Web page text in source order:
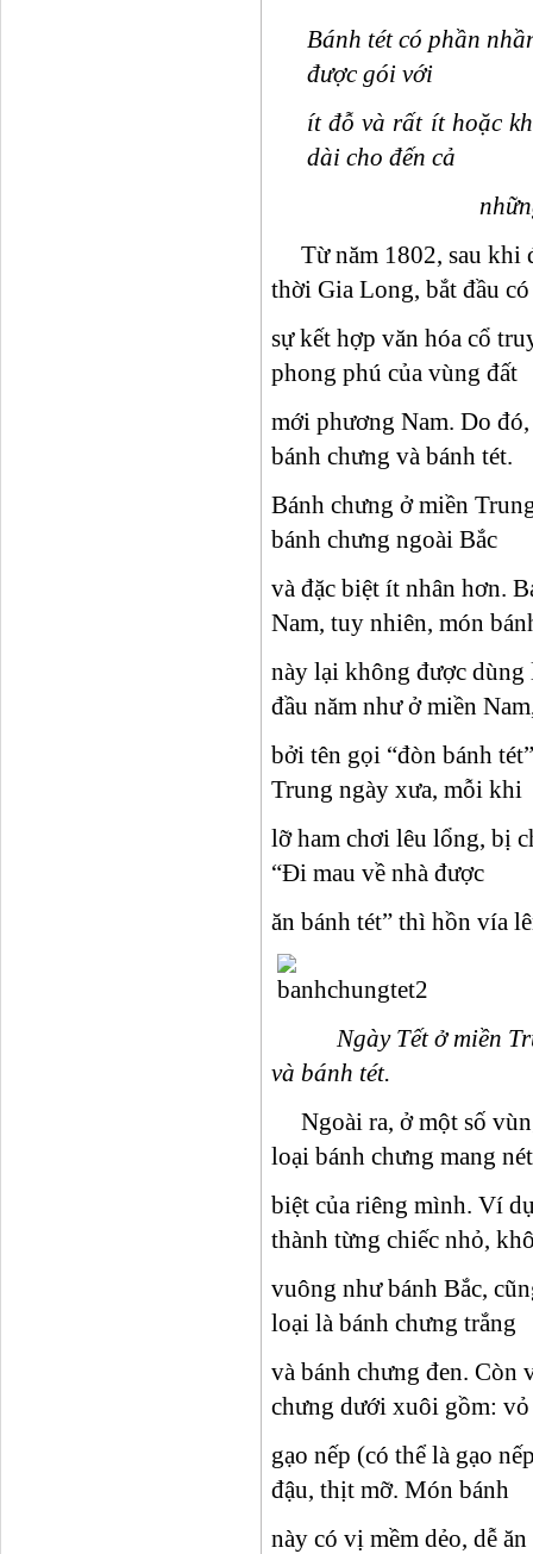
Bánh tét có phần
được gói với
ít đỗ và rất ít hoặc
dài cho đến cả
những
Từ năm 1802, sau khi
thời Gia Long, bắt đầu có
sự kết hợp văn hóa cổ
phong phú của vùng đất
mới phương Nam. Do
bánh chưng và bánh tét.
Bánh chưng ở miền
bánh chưng ngoài Bắc
và đặc biệt ít nhân hơn.
Nam, tuy nhiên, món
này lại không được
đầu năm như ở miền
bởi tên gọi “đòn bánh
Trung ngày xưa, mỗi khi
lỡ ham chơi lêu lổng, bị
“Đi mau về nhà được
ăn bánh tét” thì hồn vía
Ngày Tết ở miền
và bánh tét.
Ngoài ra, ở một số
loại bánh chưng mang
biệt của riêng mình. Ví
thành từng chiếc nhỏ,
vuông như bánh Bắc,
loại là bánh chưng trắng
và bánh chưng đen. Còn
chưng dưới xuôi gồm: vỏ
gạo nếp (có thể là gạo
đậu, thịt mỡ. Món bánh
này có vị mềm dẻo, dễ